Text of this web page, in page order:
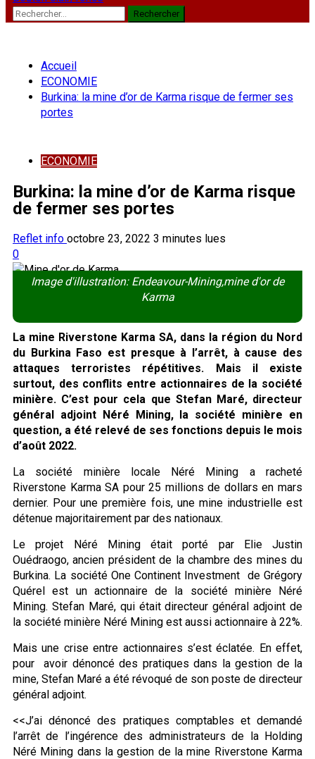
Rechercher :
Accueil
ECONOMIE
Burkina: la mine d’or de Karma risque de fermer ses
portes
ECONOMIE
Burkina: la mine d’or de Karma risque
de fermer ses portes
Reflet info octobre 23, 2022 3 minutes lues
0
Image d'illustration: Endeavour-Mining,mine d'or de
Karma
La mine Riverstone Karma SA, dans la région du Nord
du Burkina Faso est presque à l’arrêt, à cause des
attaques terroristes répétitives. Mais il existe
surtout, des conflits entre actionnaires de la société
minière. C’est pour cela que Stefan Maré, directeur
général adjoint Néré Mining, la société minière en
question, a été relevé de ses fonctions depuis le mois
d’août 2022.
La société minière locale Néré Mining a racheté
Riverstone Karma SA pour 25 millions de dollars en mars
dernier. Pour une première fois, une mine industrielle est
détenue majoritairement par des nationaux.
Le projet Néré Mining était porté par Elie Justin
Ouédraogo, ancien président de la chambre des mines du
Burkina. La société One Continent Investment de Grégory
Quérel est un actionnaire de la société minière Néré
Mining. Stefan Maré, qui était directeur général adjoint de
la société minière Néré Mining est aussi actionnaire à 22%.
Mais une crise entre actionnaires s’est éclatée. En effet,
pour avoir dénoncé des pratiques dans la gestion de la
mine, Stefan Maré a été révoqué de son poste de directeur
général adjoint.
<<J’ai dénoncé des pratiques comptables et demandé
l’arrêt de l’ingérence des administrateurs de la Holding
Néré Mining dans la gestion de la mine Riverstone Karma